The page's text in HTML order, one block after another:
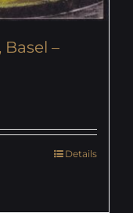
–
Details